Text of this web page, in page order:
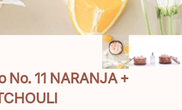
No. 11 NARANJA +